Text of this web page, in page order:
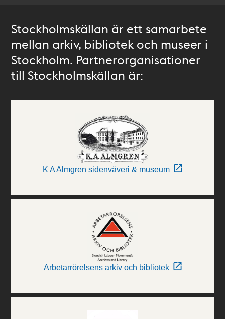
Stockholmskällan är ett samarbete
mellan arkiv, bibliotek och museer i
Stockholm. Partnerorganisationer
till Stockholmskällan är:
K A Almgren sidenväveri & museum
Arbetarrörelsens arkiv och bibliotek